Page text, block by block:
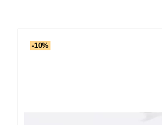
-10%